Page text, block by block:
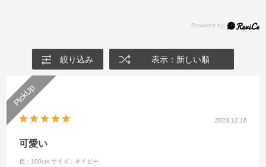
絞り込み 表示：新しい順
2023.12.16
可愛い
色：100cm サイズ：ネイビー